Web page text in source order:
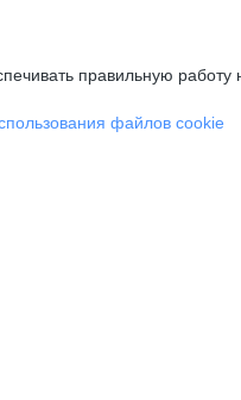
правильную работу
файлов cookie